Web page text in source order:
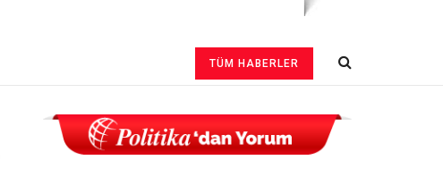
TÜM HABERLER